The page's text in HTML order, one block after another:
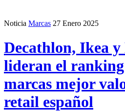
Noticia Marcas 27 Enero 2025
Decathlon, Ikea
lideran el ranking
marcas mejor
retail español